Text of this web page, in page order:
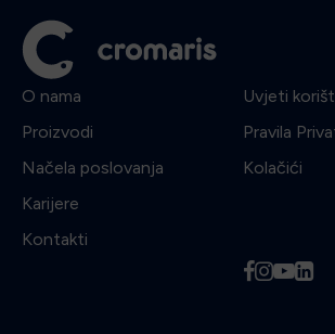
O nama
Proizvodi
Načela poslovanja
Karijere
Kontakti
Uvjeti
Pravila
Kolačići
fiyl